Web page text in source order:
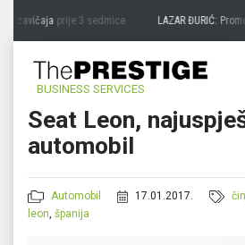
zavičajaprije 3 sedmice LAZAR ĐURIĆ:
BUSINESS SERVICES
Seat Leon,
automobil
Automobil 17.01.2017.
leon, španija